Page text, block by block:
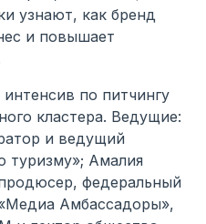
узнают, как бренд
и повышает
по питчингу
кластера. Ведущие:
и ведущий
туризму»; Амалия
федеральный
Амбассадоры»,